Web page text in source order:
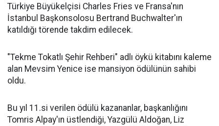
Türkiye Büyükelçisi Charles Fries ve Fransa'nın
İstanbul Başkonsolosu Bertrand Buchwalter'ın
katıldığı törende takdim edilecek.
"Tekme Tokatlı Şehir Rehberi" adlı öykü kitabını kaleme
alan Mevsim Yenice ise mansiyon ödülünün sahibi
oldu.
Bu yıl 11.si verilen ödülü kazananlar, başkanlığını
Tomris Alpay'ın üstlendiği, Yazgülü Aldoğan, Liz